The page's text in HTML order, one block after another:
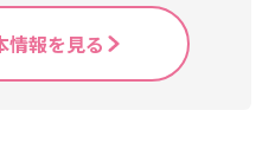
情報を見る